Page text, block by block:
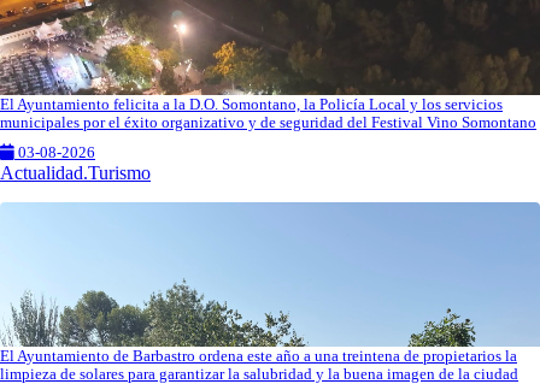
El Ayuntamiento felicita a la D.O. Somontano, la Policía Local y los servicios
municipales por el éxito organizativo y de seguridad del Festival Vino Somontano
03-08-2026
Actualidad.Turismo
El Ayuntamiento de Barbastro ordena este año a una treintena de propietarios la
limpieza de solares para garantizar la salubridad y la buena imagen de la ciudad